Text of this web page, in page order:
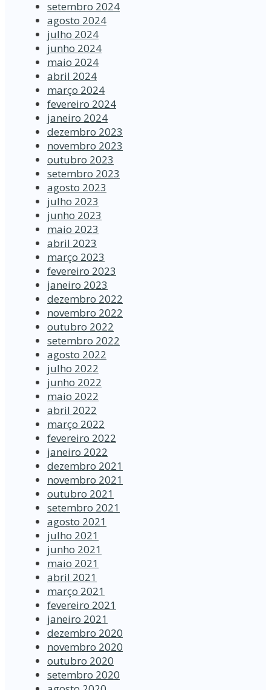
setembro 2024
agosto 2024
julho 2024
junho 2024
maio 2024
abril 2024
março 2024
fevereiro 2024
janeiro 2024
dezembro 2023
novembro 2023
outubro 2023
setembro 2023
agosto 2023
julho 2023
junho 2023
maio 2023
abril 2023
março 2023
fevereiro 2023
janeiro 2023
dezembro 2022
novembro 2022
outubro 2022
setembro 2022
agosto 2022
julho 2022
junho 2022
maio 2022
abril 2022
março 2022
fevereiro 2022
janeiro 2022
dezembro 2021
novembro 2021
outubro 2021
setembro 2021
agosto 2021
julho 2021
junho 2021
maio 2021
abril 2021
março 2021
fevereiro 2021
janeiro 2021
dezembro 2020
novembro 2020
outubro 2020
setembro 2020